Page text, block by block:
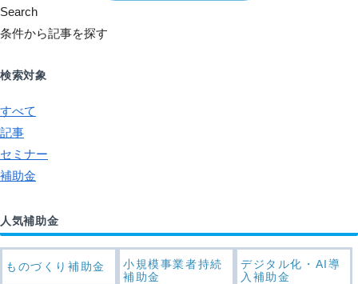
Search
条件から記事を探す
検索対象
すべて
記事
セミナー
補助金
人気補助金
ものづくり補助金
小規模事業者持続
補助金
デジタル化・AI導
入補助金